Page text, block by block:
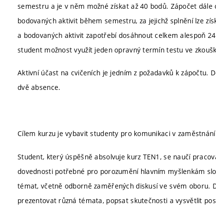
semestru a je v něm možné získat až 40 bodů. Zápočet
bodovaných aktivit během semestru, za jejichž splnění lze
a bodovaných aktivit zapotřebí dosáhnout celkem alespoň
student možnost využít jeden opravný termín testu ve
Aktivní účast na cvičeních je jedním z požadavků k zápočtu.
dvě absence.
Cílem kurzu je vybavit studenty pro komunikaci v
Student, který úspěšně absolvuje kurz TEN1, se naučí
dovednosti potřebné pro porozumění hlavním myšlenkám
témat, včetně odborně zaměřených diskusí ve svém oboru.
prezentovat různá témata, popsat skutečnosti a vysvětlit